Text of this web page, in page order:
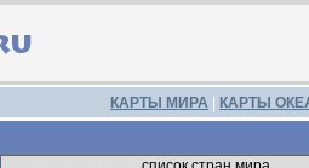
КАРТЫ МИРА КАРТЫ